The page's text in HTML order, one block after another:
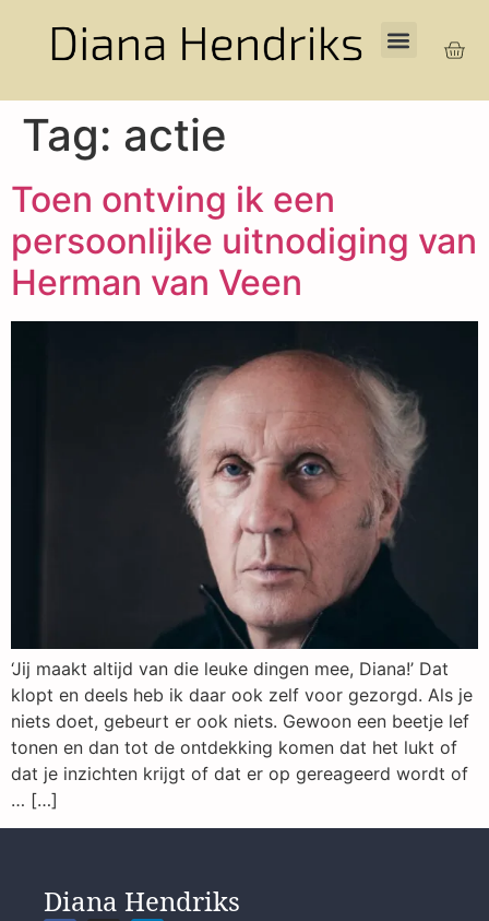
Tag: actie
Toen ontving ik een
persoonlijke uitnodiging van
Herman van Veen
‘Jij maakt altijd van die leuke dingen mee, Diana!’ Dat
klopt en deels heb ik daar ook zelf voor gezorgd. Als je
niets doet, gebeurt er ook niets. Gewoon een beetje lef
tonen en dan tot de ontdekking komen dat het lukt of
dat je inzichten krijgt of dat er op gereageerd wordt of
… […]
Diana Hendriks